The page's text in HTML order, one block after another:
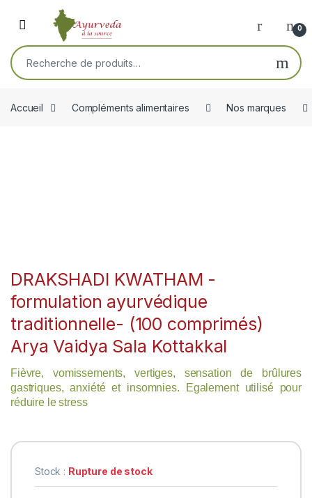
Skip to navigation
Skip to content
Open 0
Recherche pour :
Accueil Compléments alimentaires Nos marques
DRAKSHADI KWATHAM -
formulation ayurvédique
traditionnelle- (100 comprimés)
Arya Vaidya Sala Kottakkal
Fièvre, vomissements, vertiges, sensation de brûlures
gastriques, anxiété et insomnies. Egalement utilisé pour
réduire le stress
Stock : Rupture de stock